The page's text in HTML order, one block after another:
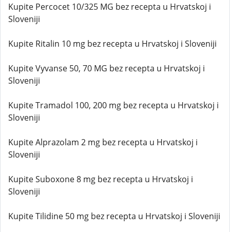
Kupite Percocet 10/325 MG bez recepta u Hrvatskoj i
Sloveniji
Kupite Ritalin 10 mg bez recepta u Hrvatskoj i Sloveniji
Kupite Vyvanse 50, 70 MG bez recepta u Hrvatskoj i
Sloveniji
Kupite Tramadol 100, 200 mg bez recepta u Hrvatskoj i
Sloveniji
Kupite Alprazolam 2 mg bez recepta u Hrvatskoj i
Sloveniji
Kupite Suboxone 8 mg bez recepta u Hrvatskoj i
Sloveniji
Kupite Tilidine 50 mg bez recepta u Hrvatskoj i Sloveniji